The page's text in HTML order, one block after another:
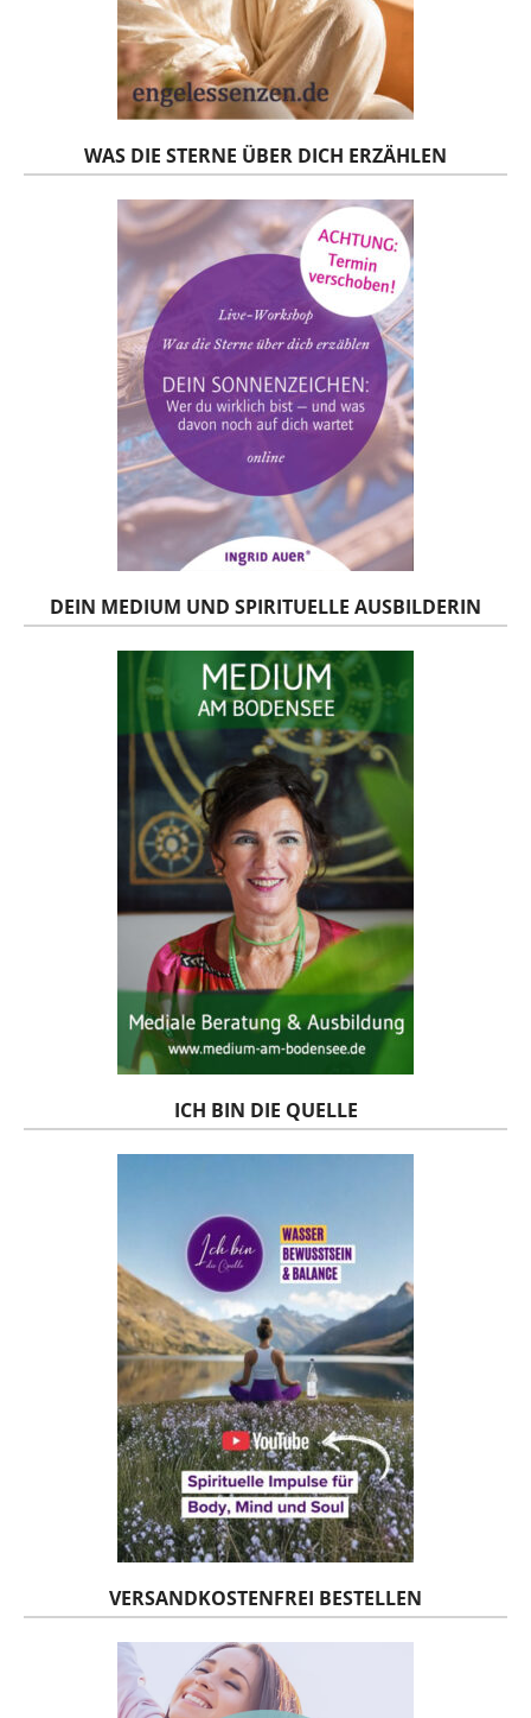
WAS DIE STERNE ÜBER DICH ERZÄHLEN
DEIN MEDIUM UND SPIRITUELLE AUSBILDERIN
ICH BIN DIE QUELLE
VERSANDKOSTENFREI BESTELLEN